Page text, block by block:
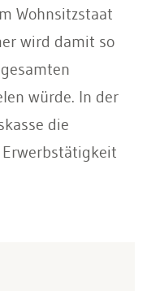
Wohnsitzstaat
wird damit so
würde. In der
die